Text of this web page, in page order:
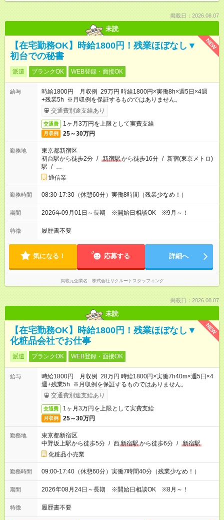
掲載日：2026.08.07
未読
NEW
【在宅勤務OK】時給1800円！残業ほぼなし▼
初台での秘書
派遣 ブランクOK WEB登録・面接OK
給与
時給1800円 月収例 29万円 時給1800円×実働8h×週5日×4週
+残業5h ※月収例を保証するものではありません。
交通費別途支給あり
交通費 1ヶ月3万円を上限として実費支給
月収例 25～30万円
勤務地
東京都新宿区
初台駅から徒歩2分 / 新宿駅から徒歩16分 / 新宿(東京メトロ)
駅 / …
通信業
勤務時間 08:30-17:30（休憩60分）実働8時間（残業少なめ！）
期間 2026年09月01日～長期 ※開始日相談OK ※9月～！
特徴 履歴書不要
気になる！ 応募する 詳細へ
掲載元企業名 株式会社リクルートスタッフィング
掲載日：2026.08.07
未読
NEW
【在宅勤務OK】時給1800円！残業ほぼなし▼
化粧品会社でお仕事
派遣 ブランクOK WEB登録・面接OK
給与
時給1800円 月収例 28万円 時給1800円×実働7h40m×週5日×4
週+残業5h ※月収例を保証するものではありません。
交通費別途支給あり
交通費 1ヶ月3万円を上限として実費支給
月収例 25～30万円
勤務地
東京都新宿区
中野坂上駅から徒歩5分 / 西新宿駅から徒歩6分 / 新宿駅
化粧品小売業
勤務時間 09:00-17:40（休憩60分）実働7時間40分（残業少なめ！）
期間 2026年08月24日～長期 ※開始日相談OK ※8月～！
特徴 履歴書不要